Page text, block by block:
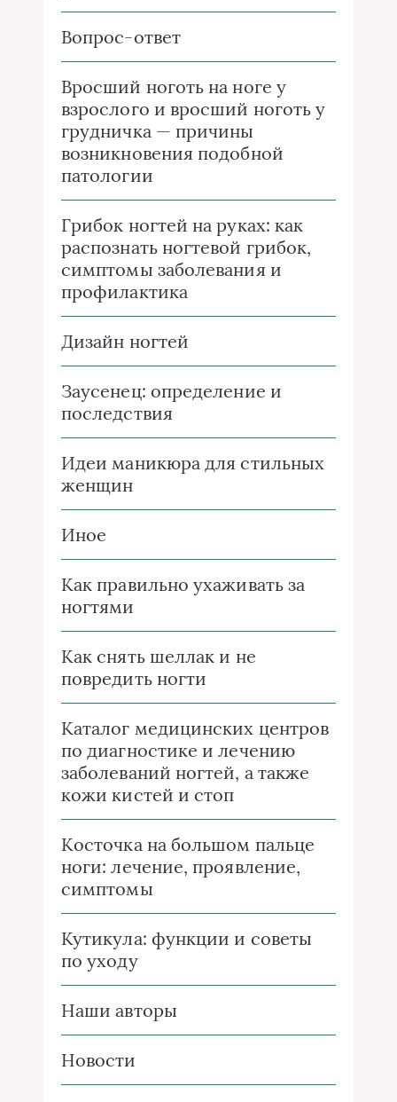
Вопрос-ответ
Вросший ноготь на ноге у
взрослого и вросший ноготь у
грудничка — причины
возникновения подобной
патологии
Грибок ногтей на руках: как
распознать ногтевой грибок,
симптомы заболевания и
профилактика
Дизайн ногтей
Заусенец: определение и
последствия
Идеи маникюра для стильных
женщин
Иное
Как правильно ухаживать за
ногтями
Как снять шеллак и не
повредить ногти
Каталог медицинских центров
по диагностике и лечению
заболеваний ногтей, а также
кожи кистей и стоп
Косточка на большом пальце
ноги: лечение, проявление,
симптомы
Кутикула: функции и советы
по уходу
Наши авторы
Новости